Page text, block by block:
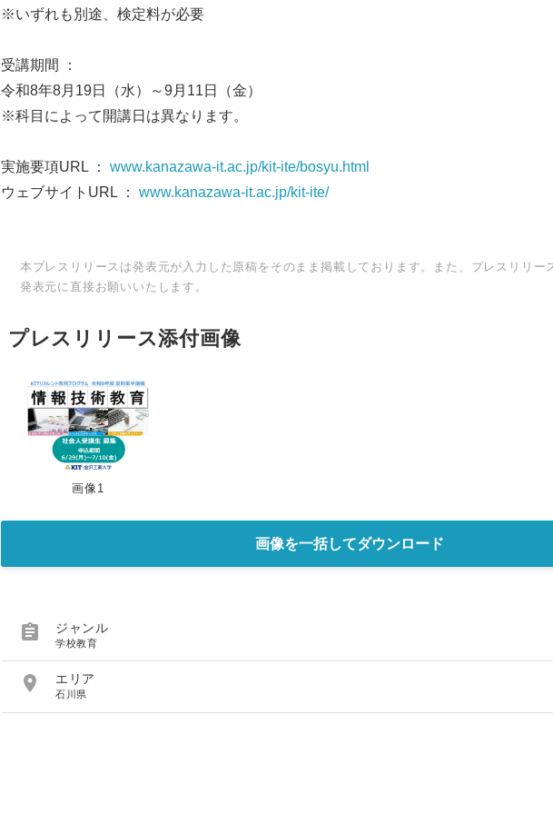
※いずれも別途、検定料が必要
受講期間 ：
令和8年8月19日（水）～9月11日（金）
※科目によって開講日は異なります。
実施要項URL ： www.kanazawa-it.ac.jp/kit-ite/bosyu.html
ウェブサイトURL ： www.kanazawa-it.ac.jp/kit-ite/
本プレスリリースは発表元が入力した原稿をそのまま掲載しております。また、プレスリリー
発表元に直接お願いいたします。
プレスリリース添付画像
画像1
画像を一括してダウンロード
 ジャンル
学校教育
 エリア
石川県